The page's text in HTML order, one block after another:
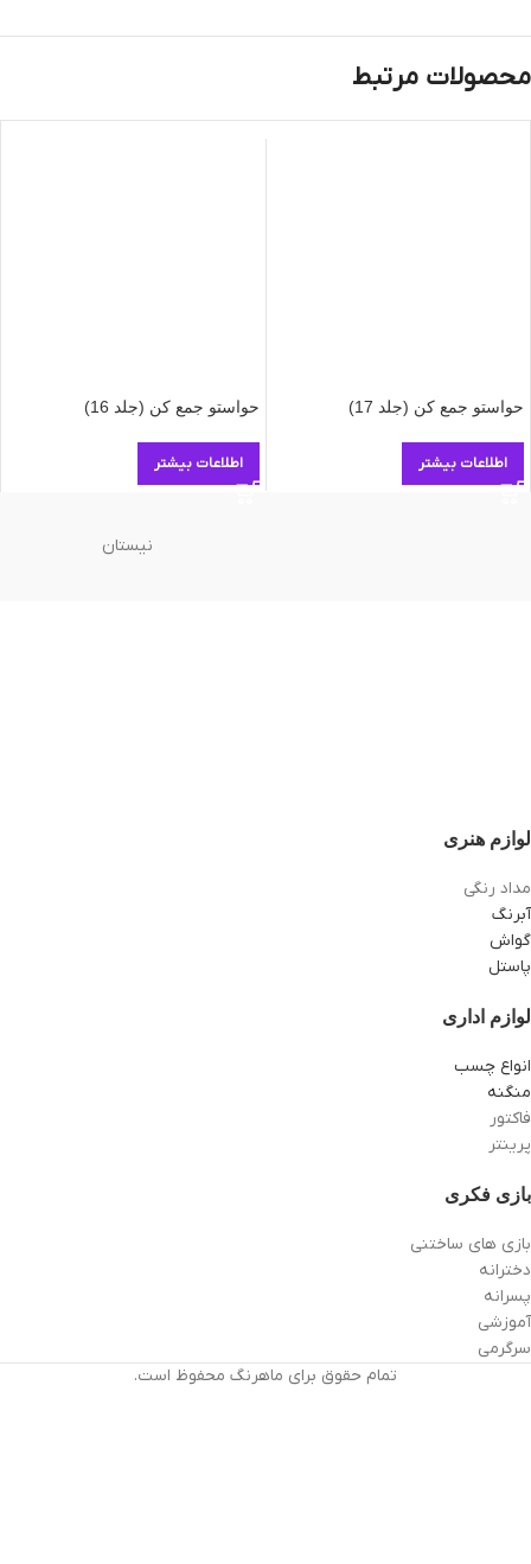
محصولات مرتبط
حواستو جمع کن (جلد 17)
اطلاعات بیشتر
حواستو جمع کن (جلد 16)
اطلاعات بیشتر
نیستان
لوازم هنری
مداد رنگی
آبرنگ
گواش
پاستل
لوازم اداری
انواع چسب
منگنه
فاکتور
پرینتر
بازی فکری
بازی های ساختنی
دخترانه
پسرانه
آموزشی
سرگرمی
تمام حقوق برای ماهرنگ محفوظ است.